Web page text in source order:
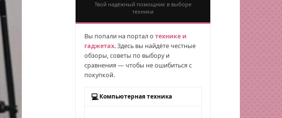
Твой надёжный помощник в выборе
техники
Вы попали на портал о технике и
гаджетах. Здесь вы найдёте честные
обзоры, советы по выбору и
сравнения — чтобы не ошибиться с
покупкой.
💻 Компьютерная техника